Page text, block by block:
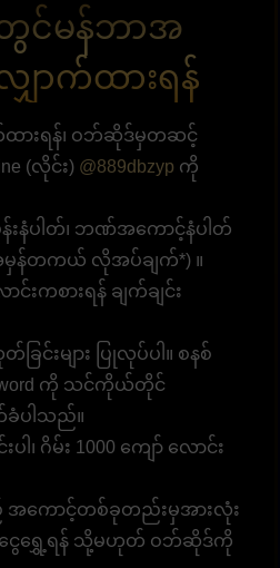
တွင်မန်ဘာအ
ာက်ထားရန်
ထားရန်၊ ဝဘ်ဆိုဒ်မှတဆင့်
(လိုင်း) @889dbzyp ကို
နံပါတ်၊ ဘဏ်အကောင့်နံပါတ်
မှန်တကယ် လိုအပ်ချက်*) ။
ာင်းကစားရန် ချက်ချင်း
ခြင်းများ ပြုလုပ်ပါ။ စနစ်
ကို သင်ကိုယ်တိုင်
ပါသည်။
ါ၊ ဂိမ်း 1000 ကျော် လောင်း
ည် အကောင့်တစ်ခုတည်းမှအားလုံး
ငွေရွှေ့ရန် သို့မဟုတ် ဝဘ်ဆိုဒ်ကို